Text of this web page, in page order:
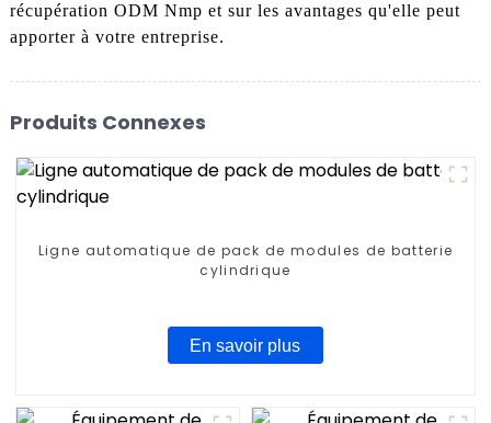
récupération ODM Nmp et sur les avantages qu'elle peut
apporter à votre entreprise.
Produits Connexes
Ligne automatique de pack de modules de batterie
cylindrique
En savoir plus